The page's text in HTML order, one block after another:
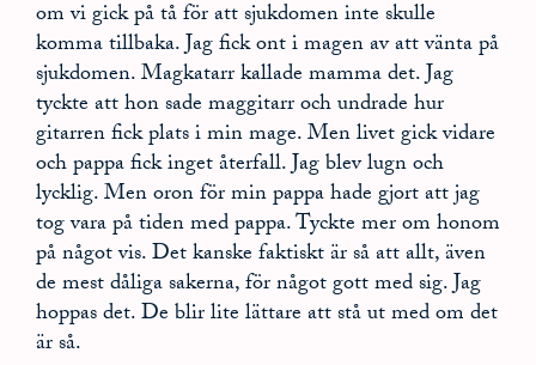
om vi gick på tå för att sjukdomen inte skulle
komma tillbaka. Jag fick ont i magen av att vänta på
sjukdomen. Magkatarr kallade mamma det. Jag
tyckte att hon sade maggitarr och undrade hur
gitarren fick plats i min mage. Men livet gick vidare
och pappa fick inget återfall. Jag blev lugn och
lycklig. Men oron för min pappa hade gjort att jag
tog vara på tiden med pappa. Tyckte mer om honom
på något vis. Det kanske faktiskt är så att allt, även
de mest dåliga sakerna, för något gott med sig. Jag
hoppas det. De blir lite lättare att stå ut med om det
är så.